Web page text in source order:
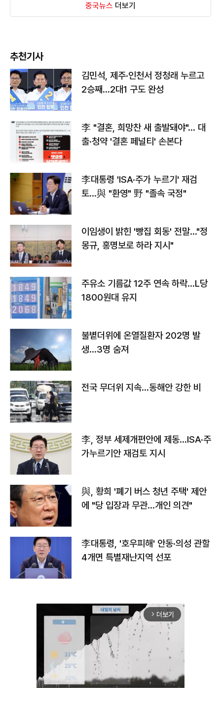
중국뉴스 더보기
추천기사
김민석, 제주·인천서 정청래 누르고
2승째…2대1 구도 완성
李 "결혼, 희망찬 새 출발돼야"… 대
출·청약 '결혼 페널티' 손본다
李대통령 'ISA·주가 누르기' 재검
토…與 "환영" 野 "졸속 국정"
이임생이 밝힌 '빵집 회동' 전말…"정
몽규, 홍명보로 하라 지시"
주유소 기름값 12주 연속 하락…L당
1800원대 유지
불볕더위에 온열질환자 202명 발
생…3명 숨져
전국 무더위 지속…동해안 강한 비
李, 정부 세제개편안에 제동…ISA·주
가누르기안 재검토 지시
與, 황희 '폐기 버스 청년 주택' 제안
에 "당 입장과 무관…개인 의견"
李대통령, '호우피해' 안동·의성 관할
4개면 특별재난지역 선포
arrow_forward_ios 더보기